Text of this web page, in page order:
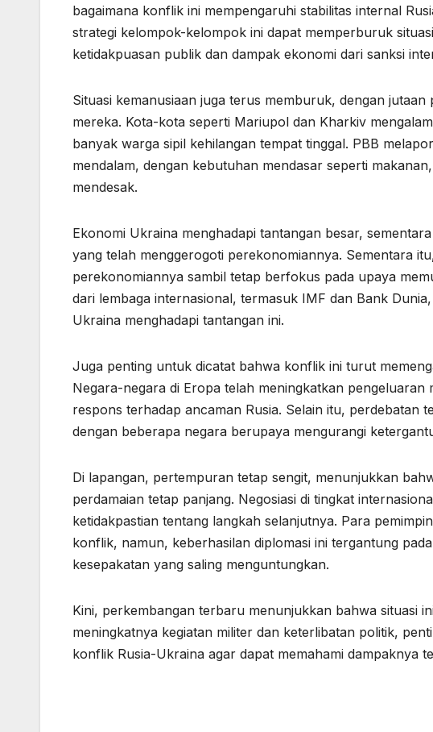
bagaimana konflik ini mempengaruhi stabilitas internal
strategi kelompok-kelompok ini dapat memperburuk
ketidakpuasan publik dan dampak ekonomi dari sanksi
Situasi kemanusiaan juga terus memburuk, dengan
mereka. Kota-kota seperti Mariupol dan Kharkiv
banyak warga sipil kehilangan tempat tinggal. PBB
mendalam, dengan kebutuhan mendasar seperti
mendesak.
Ekonomi Ukraina menghadapi tantangan besar,
yang telah menggerogoti perekonomiannya. Sementara
perekonomiannya sambil tetap berfokus pada upaya
dari lembaga internasional, termasuk IMF dan Bank
Ukraina menghadapi tantangan ini.
Juga penting untuk dicatat bahwa konflik ini turut
Negara-negara di Eropa telah meningkatkan pengeluaran
respons terhadap ancaman Rusia. Selain itu, perdebatan
dengan beberapa negara berupaya mengurangi
Di lapangan, pertempuran tetap sengit, menunjukkan
perdamaian tetap panjang. Negosiasi di tingkat
ketidakpastian tentang langkah selanjutnya. Para
konflik, namun, keberhasilan diplomasi ini tergantung
kesepakatan yang saling menguntungkan.
Kini, perkembangan terbaru menunjukkan bahwa situasi
meningkatnya kegiatan militer dan keterlibatan politik,
konflik Rusia-Ukraina agar dapat memahami dampaknya